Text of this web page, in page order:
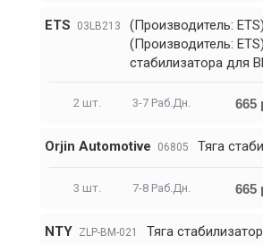
ETS 03LB213
(Производитель:
(Производитель:
стабилизатора для
2 шт. 3-7 Раб.Дн. 665
Orjin Automotive 06805 Тяга
3 шт. 7-8 Раб.Дн. 665
NTY ZLP-BM-021 Тяга